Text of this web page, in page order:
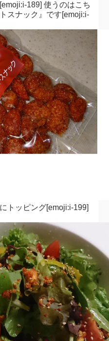
189] 使うのはこち
スナック』です[emoji:i-
トッピング[emoji:i-199]